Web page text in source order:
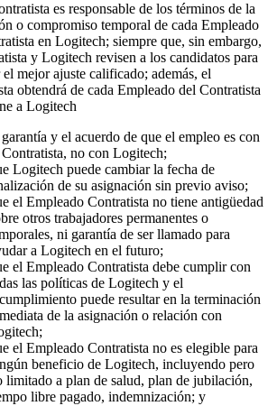
es responsable de los términos de la
o compromiso temporal de cada Empleado
en Logitech; siempre que, sin embargo,
y Logitech revisen a los candidatos para
el mejor ajuste calificado; además, el
obtendrá de cada Empleado del Contratista
a Logitech
y el acuerdo de que el empleo es con
no con Logitech;
Logitech puede cambiar la fecha de
de su asignación sin previo aviso;
el Empleado Contratista no tiene antigüedad
otros trabajadores permanentes o
ni garantía de ser llamado para
a Logitech en el futuro;
el Empleado Contratista debe cumplir con
las políticas de Logitech y el
puede resultar en la terminación
de la asignación o relación con
el Empleado Contratista no es elegible para
beneficio de Logitech, incluyendo pero
limitado a plan de salud, plan de jubilación,
libre pagado, indemnización; y